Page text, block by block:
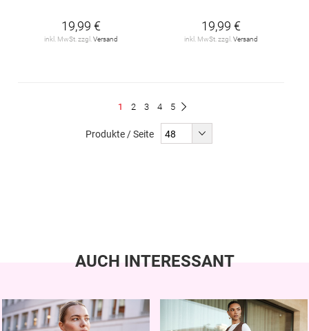
19,99 €
inkl. MwSt. zzgl. Versand
19,99 €
inkl. MwSt. zzgl. Versand
Du
1 Seite
2 Seite
3 Seite
4 Seite
5
Produkte / Seite
AUCH INTERESSANT